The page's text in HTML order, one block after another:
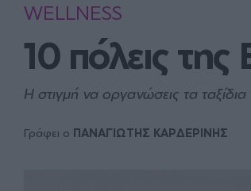
WELLNESS
10 πόλεις
Η στιγμή να οργανώσεις τα
Γράφει ο ΠΑΝΑΓΙΩΤΗΣ ΚΑΡΔΕΡΙΝΗΣ